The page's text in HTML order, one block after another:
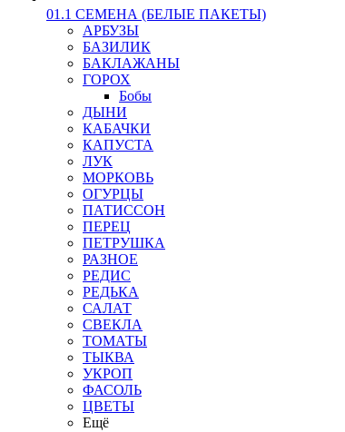
01.1 СЕМЕНА (БЕЛЫЕ ПАКЕТЫ)
АРБУЗЫ
БАЗИЛИК
БАКЛАЖАНЫ
ГОРОХ
Бобы
ДЫНИ
КАБАЧКИ
КАПУСТА
ЛУК
МОРКОВЬ
ОГУРЦЫ
ПАТИССОН
ПЕРЕЦ
ПЕТРУШКА
РАЗНОЕ
РЕДИС
РЕДЬКА
САЛАТ
СВЕКЛА
ТОМАТЫ
ТЫКВА
УКРОП
ФАСОЛЬ
ЦВЕТЫ
Ещё